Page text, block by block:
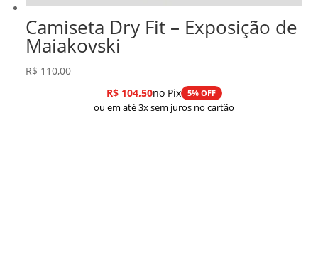
Camiseta Dry Fit – Exposição de
Maiakovski
R$ 110,00
R$104,50no Pix 5% OFF
ou em até 3x sem juros no cartão